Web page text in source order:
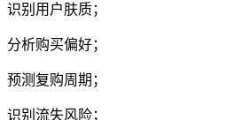
识别用户肤质；
分析购买偏好；
预测复购周期；
识别流失风险；